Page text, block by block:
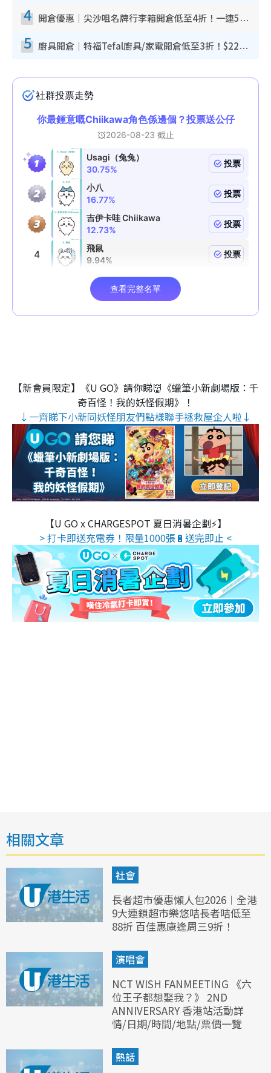
4 開倉優惠｜尖沙咀名牌行李箱開倉低至4折！一連5日 American Tourister/ace./Hallmark $200起！
5 廚具開倉｜特福Tefal廚具/家電開倉低至3折！$220起買平底鍋/炒鑊/湯煲！電飯煲/吸塵機/燙斗$418起
【新會員限定】《U GO》請你睇👹《蠟筆小新劇場版：千
奇百怪！我的妖怪假期》！
↓一齊睇下小新同妖怪朋友們點樣聯手拯救屋企人啦↓
【U GO x CHARGESPOT 夏日消暑企劃⚡】
> 打卡即送充電券！限量1000張🔋送完即止 <
相關文章
社會
長者超市優惠懶人包2026︱全港
9大連鎖超市樂悠咭長者咭低至
88折 百佳惠康逢周三9折！
演唱會
NCT WISH FANMEETING 《六
位王子都想娶我？》 2ND
ANNIVERSARY 香港站活動詳
情/日期/時間/地點/票價一覽
熱話